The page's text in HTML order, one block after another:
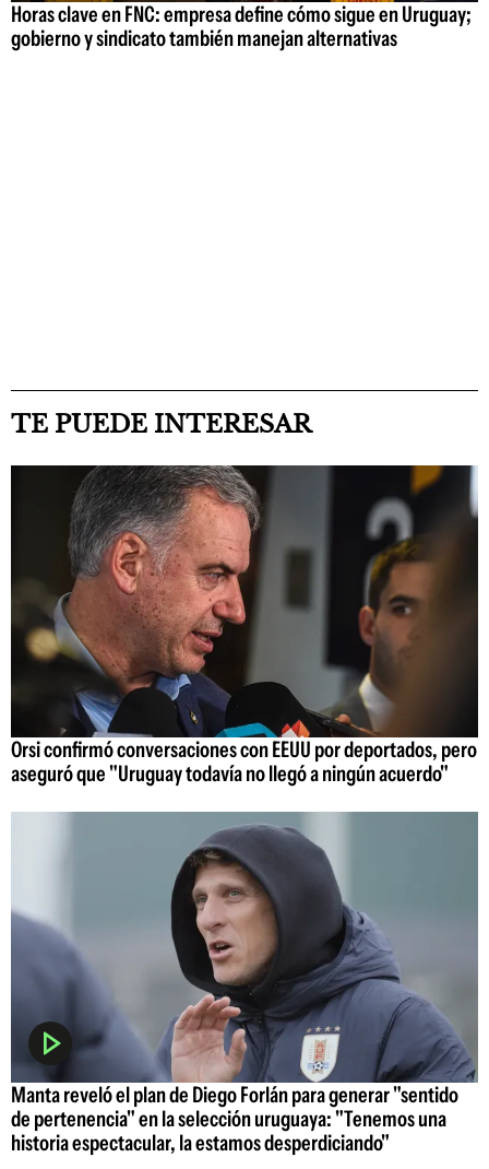
Horas clave en FNC: empresa define cómo sigue en Uruguay;
gobierno y sindicato también manejan alternativas
TE PUEDE INTERESAR
Orsi confirmó conversaciones con EEUU por deportados, pero
aseguró que "Uruguay todavía no llegó a ningún acuerdo"
Manta reveló el plan de Diego Forlán para generar "sentido
de pertenencia" en la selección uruguaya: "Tenemos una
historia espectacular, la estamos desperdiciando"